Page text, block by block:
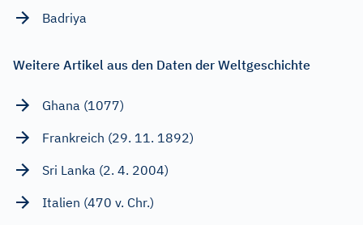
Badriya
Weitere Artikel aus den Daten der Weltgeschichte
Ghana (1077)
Frankreich (29. 11. 1892)
Sri Lanka (2. 4. 2004)
Italien (470 v. Chr.)